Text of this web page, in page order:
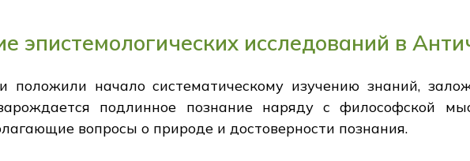
эпистемологических исследований в
положили начало систематическому изучению знаний,
подлинное познание наряду с философской
вопросы о природе и достоверности познания.